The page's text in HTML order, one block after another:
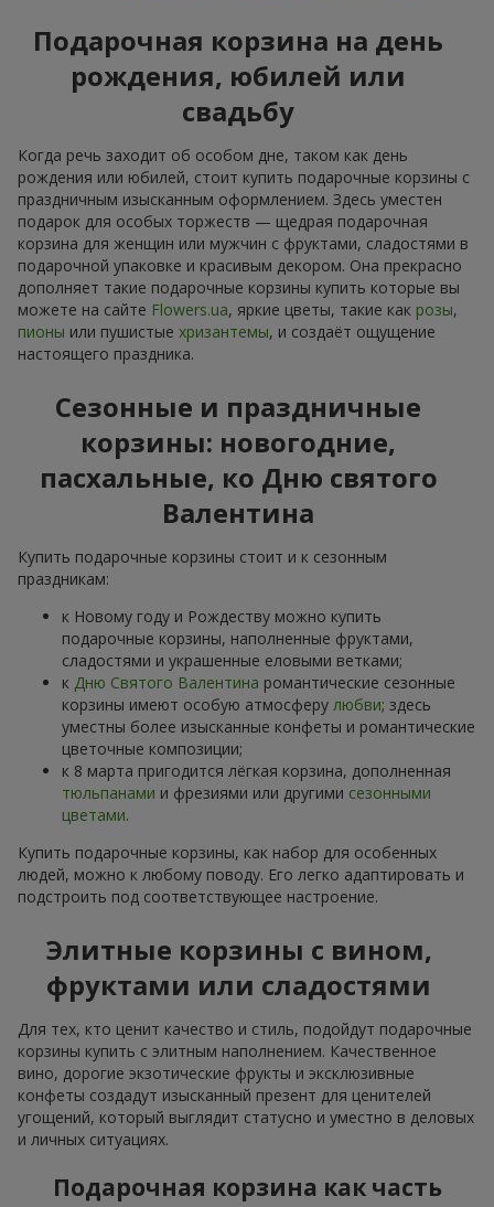
Подарочная корзина на день
рождения, юбилей или
свадьбу
Когда речь заходит об особом дне, таком как день
рождения или юбилей, стоит купить подарочные корзины с
праздничным изысканным оформлением. Здесь уместен
подарок для особых торжеств — щедрая подарочная
корзина для женщин или мужчин с фруктами, сладостями в
подарочной упаковке и красивым декором. Она прекрасно
дополняет такие подарочные корзины купить которые вы
можете на сайте Flowers.ua, яркие цветы, такие как розы,
пионы или пушистые хризантемы, и создаёт ощущение
настоящего праздника.
Сезонные и праздничные
корзины: новогодние,
пасхальные, ко Дню святого
Валентина
Купить подарочные корзины стоит и к сезонным
праздникам:
к Новому году и Рождеству можно купить
подарочные корзины, наполненные фруктами,
сладостями и украшенные еловыми ветками;
к Дню Святого Валентина романтические сезонные
корзины имеют особую атмосферу любви; здесь
уместны более изысканные конфеты и романтические
цветочные композиции;
к 8 марта пригодится лёгкая корзина, дополненная
тюльпанами и фрезиями или другими сезонными
цветами.
Купить подарочные корзины, как набор для особенных
людей, можно к любому поводу. Его легко адаптировать и
подстроить под соответствующее настроение.
Элитные корзины с вином,
фруктами или сладостями
Для тех, кто ценит качество и стиль, подойдут подарочные
корзины купить с элитным наполнением. Качественное
вино, дорогие экзотические фрукты и эксклюзивные
конфеты создадут изысканный презент для ценителей
угощений, который выглядит статусно и уместно в деловых
и личных ситуациях.
Подарочная корзина как часть